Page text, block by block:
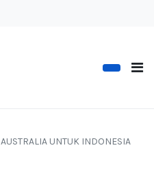
UNTUK INDONESIA